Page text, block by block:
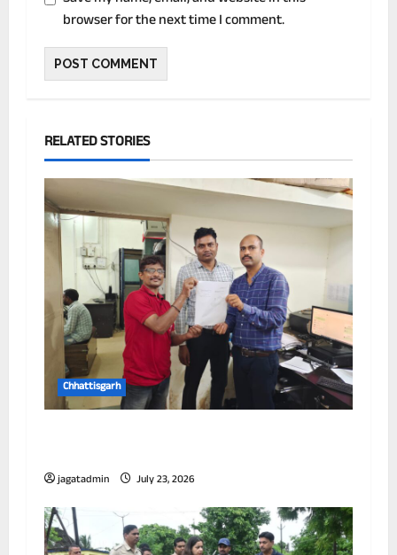
browser for the next time I comment.
RELATED STORIES
Chhattisgarh
jagatadmin July 23, 2026